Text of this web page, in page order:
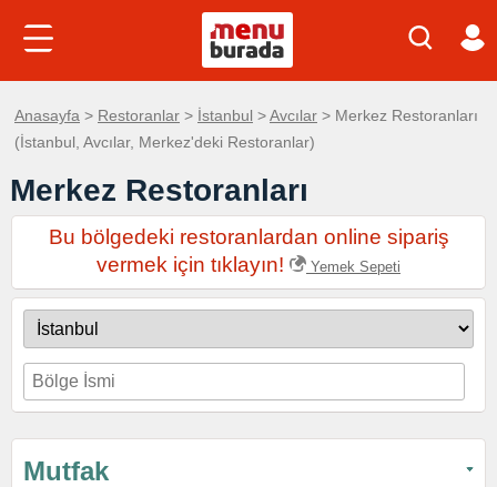
Anasayfa > Restoranlar > İstanbul >Avcılar > Merkez Restoranları
(İstanbul, Avcılar, Merkez'deki Restoranlar)
Merkez Restoranları
Bu bölgedeki restoranlardan online sipariş
vermek için tıklayın!
Yemek Sepeti
Mutfak